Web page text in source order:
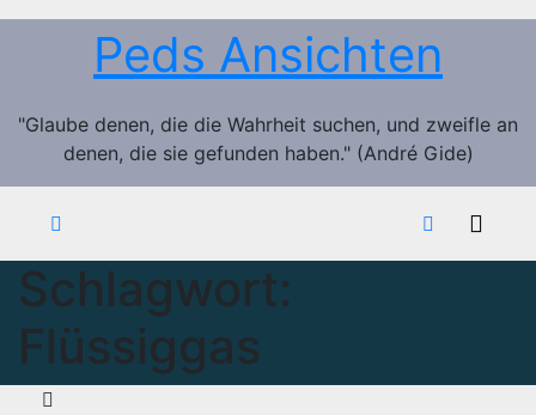
Zum
Peds Ansichten
"Glaube denen, die die Wahrheit suchen, und zweifle an
denen, die sie gefunden haben." (André Gide)
Schlagwort:
Flüssiggas